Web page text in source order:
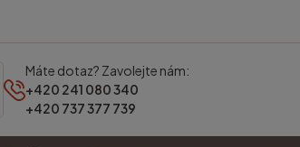
Máte dotaz? Zavolejte nám:
+420 241 080 340
+420 737 377 739